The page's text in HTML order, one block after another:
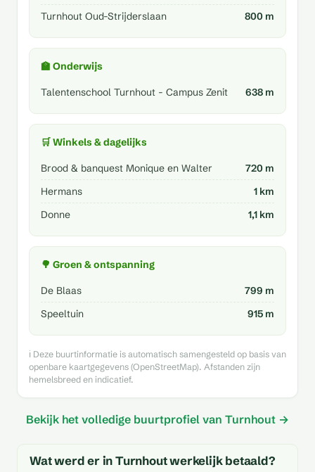
Turnhout Oud-Strijderslaan
800 m
🏫 Onderwijs
Talentenschool Turnhout - Campus Zenit 638 m
🛒 Winkels & dagelijks
Brood & banquest Monique en Walter
720 m
Hermans
1 km
Donne
1,1 km
🌳 Groen & ontspanning
De Blaas
799 m
Speeltuin
915 m
ℹ️ Deze buurtinformatie is automatisch samengesteld op basis van
openbare kaartgegevens (OpenStreetMap). Afstanden zijn
hemelsbreed en indicatief.
Bekijk het volledige buurtprofiel van Turnhout →
Wat werd er in Turnhout werkelijk betaald?